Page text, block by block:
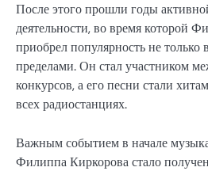
После этого прошли годы
деятельности, во время которой
приобрел популярность не только
пределами. Он стал участником
конкурсов, а его песни стали
всех радиостанциях.
Важным событием в начале
Филиппа Киркорова стало